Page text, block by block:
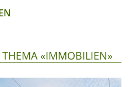
THEMA «IMMOBILIEN»